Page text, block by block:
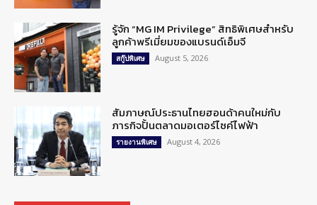
รู้จัก “MG IM Privilege” สิทธิพิเศษสำหรับ
ลูกค้าพรีเมี่ยมของแบรนด์เอ็มจี
สกู๊ปพิเศษ August 5, 2026
สัมภาษณ์ประธานไทยฮอนด้าคนใหม่กับ
ภารกิจปั้นตลาดมอเตอร์ไซค์ไฟฟ้า
รายงานพิเศษ August 4, 2026